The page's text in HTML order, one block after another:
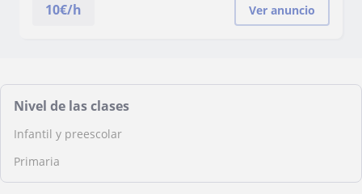
10€/h Ver anuncio
Nivel de las clases
Infantil y preescolar
Primaria